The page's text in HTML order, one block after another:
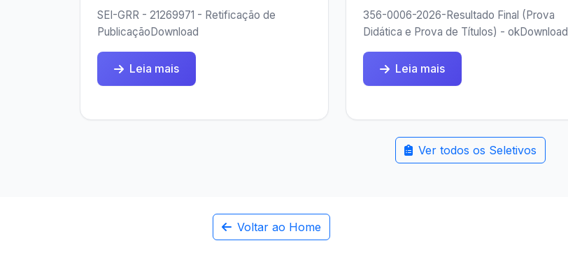
SEI-GRR - 21269971 - Retificação de
PublicaçãoDownload
Leia mais
356-0006-2026-Resultado Final (Prova
Didática e Prova de Títulos) - okDownload
Leia mais
Ver todos os Seletivos
Voltar ao Home